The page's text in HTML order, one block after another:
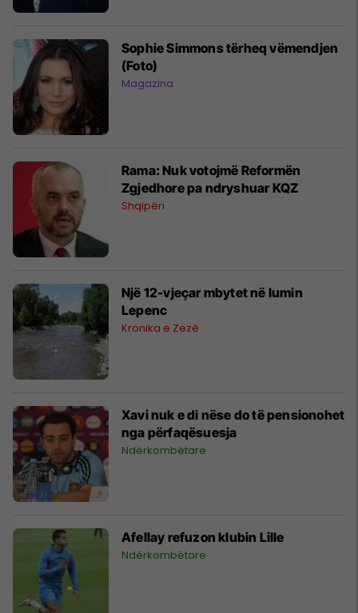
Sophie Simmons tërheq vëmendjen
(Foto)
Magazina
Rama: Nuk votojmë Reformën
Zgjedhore pa ndryshuar KQZ
Shqipëri
Një 12-vjeçar mbytet në lumin
Lepenc
Kronika e Zezë
Xavi nuk e di nëse do të pensionohet
nga përfaqësuesja
Ndërkombëtare
Afellay refuzon klubin Lille
Ndërkombëtare